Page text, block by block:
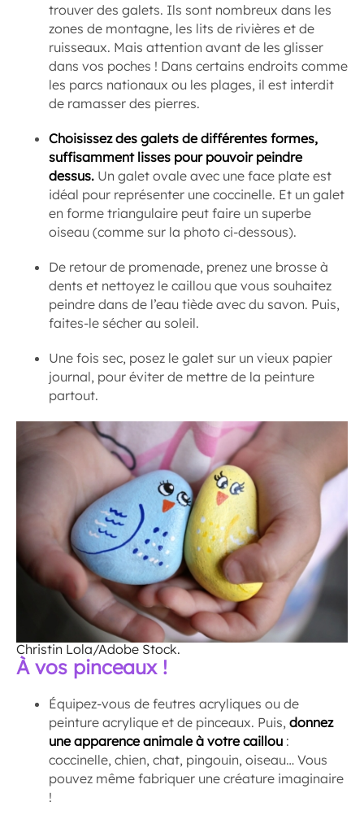
trouver des galets. Ils sont nombreux dans les
zones de montagne, les lits de rivières et de
ruisseaux. Mais attention avant de les glisser
dans vos poches ! Dans certains endroits comme
les parcs nationaux ou les plages, il est interdit
de ramasser des pierres.
Choisissez des galets de différentes formes,
suffisamment lisses pour pouvoir peindre
dessus. Un galet ovale avec une face plate est
idéal pour représenter une coccinelle. Et un galet
en forme triangulaire peut faire un superbe
oiseau (comme sur la photo ci-dessous).
De retour de promenade, prenez une brosse à
dents et nettoyez le caillou que vous souhaitez
peindre dans de l’eau tiède avec du savon. Puis,
faites-le sécher au soleil.
Une fois sec, posez le galet sur un vieux papier
journal, pour éviter de mettre de la peinture
partout.
Christin Lola/Adobe Stock.
À vos pinceaux !
Équipez-vous de feutres acryliques ou de
peinture acrylique et de pinceaux. Puis, donnez
une apparence animale à votre caillou :
coccinelle, chien, chat, pingouin, oiseau… Vous
pouvez même fabriquer une créature imaginaire
!